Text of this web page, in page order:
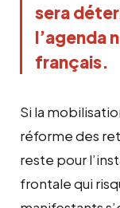
sera
l’agenda
français.
Si la
réforme des
reste pour
frontale qui